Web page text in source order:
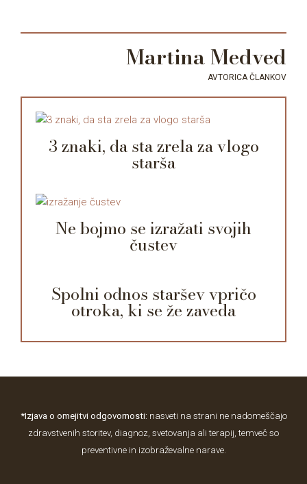
Martina Medved
AVTORICA ČLANKOV
3 znaki, da sta zrela za vlogo
starša
Ne bojmo se izražati svojih
čustev
Spolni odnos staršev vpričo
otroka, ki se že zaveda
*Izjava o omejitvi odgovornosti: nasveti na strani ne nadomeščajo
zdravstvenih storitev, diagnoz, svetovanja ali terapij, temveč so
preventivne in izobraževalne narave.